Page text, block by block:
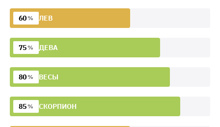
60% ЛЕВ
75% ДЕВА
80% ВЕСЫ
85% СКОРПИОН